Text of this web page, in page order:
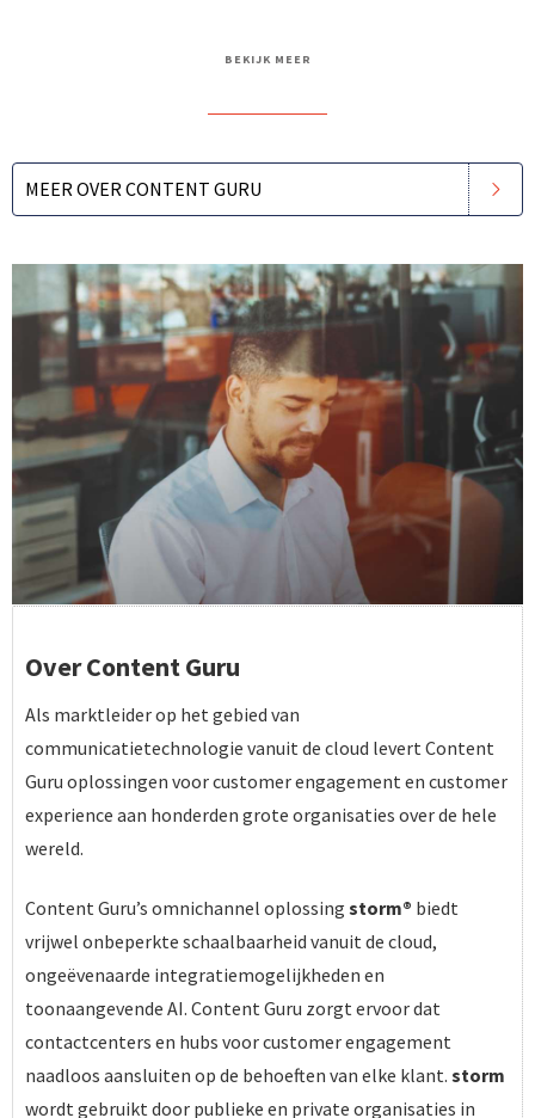
BEKIJK MEER
MEER OVER CONTENT GURU
Over Content Guru
Als marktleider op het gebied van
communicatietechnologie vanuit de cloud levert Content
Guru oplossingen voor customer engagement en customer
experience aan honderden grote organisaties over de hele
wereld.
Content Guru’s omnichannel oplossing storm® biedt
vrijwel onbeperkte schaalbaarheid vanuit de cloud,
ongeëvenaarde integratiemogelijkheden en
toonaangevende AI. Content Guru zorgt ervoor dat
contactcenters en hubs voor customer engagement
naadloos aansluiten op de behoeften van elke klant. storm
wordt gebruikt door publieke en private organisaties in